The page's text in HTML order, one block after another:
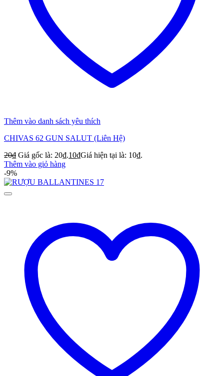
Thêm vào danh sách yêu thích
CHIVAS 62 GUN SALUT (Liên Hệ)
20₫ Giá gốc là: 20₫.10₫Giá hiện tại là: 10₫.
Thêm vào giỏ hàng
-9%